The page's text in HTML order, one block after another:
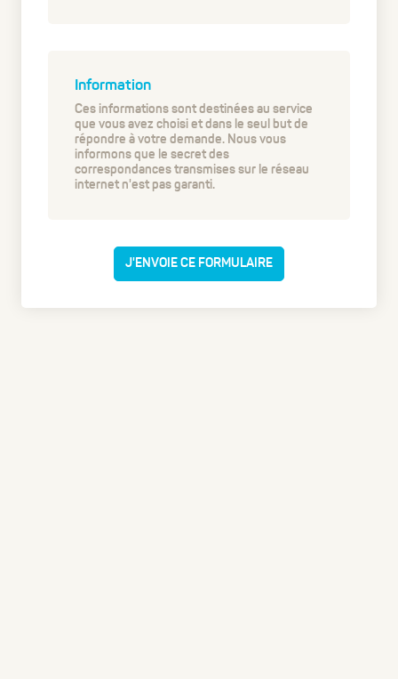
Information
Ces informations sont destinées au service
que vous avez choisi et dans le seul but de
répondre à votre demande. Nous vous
informons que le secret des
correspondances transmises sur le réseau
internet n'est pas garanti.